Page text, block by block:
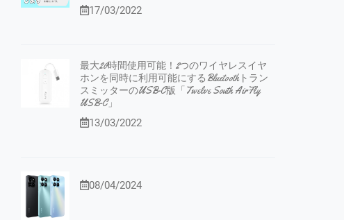
17/03/2022
最大20時間使用可能！2つのワイヤレスイヤ
ホンを同時に利用可能にするBluetoothトラン
スミッターのUSB-C版「Twelve South AirFly
USB-C」
13/03/2022
08/04/2024